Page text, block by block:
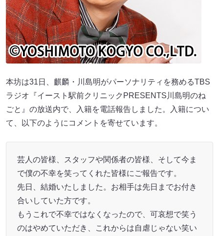
本坊は31日、麒麟・川島明がパーソナリティを務めるTBS
ラジオ『イースト駅前クリニックPRESENTS川島明のね
ごと』の放送内で、入籍を電話報告しました。入籍につい
て、以下のようにコメントを寄せています。
芸人の皆様、スタッフや関係者の皆様、そして今ま
で僕の不幸を笑ってくれた皆様にご報告です。
先日、結婚いたしました。お相手は先日までお付き
合いしていた方です。
もうこれで不幸ではなくなったので、可哀想で笑う
のはやめていただき、これからは自虐じゃない笑い